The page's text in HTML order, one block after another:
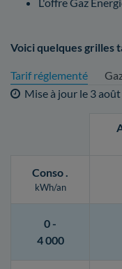
Voici quelques grilles
Tarif réglementé
Mise à jour le 3
Conso.
kWh/an
0 -
4 000